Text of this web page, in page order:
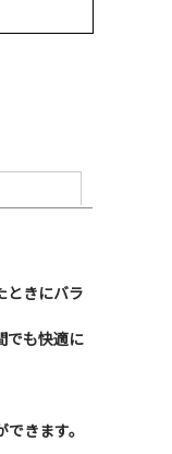
ときにバラ
でも快適に
きます。